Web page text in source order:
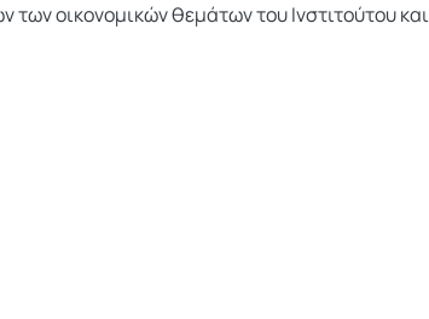
οικονομικών θεμάτων του Ινστιτούτου και